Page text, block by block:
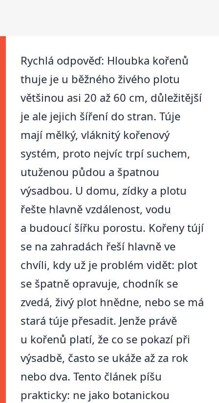
Rychlá odpověď: Hloubka kořenů
thuje je u běžného živého plotu
většinou asi 20 až 60 cm, důležitější
je ale jejich šíření do stran. Túje
mají mělký, vláknitý kořenový
systém, proto nejvíc trpí suchem,
utuženou půdou a špatnou
výsadbou. U domu, zídky a plotu
řešte hlavně vzdálenost, vodu
a budoucí šířku porostu. Kořeny tújí
se na zahradách řeší hlavně ve
chvíli, kdy už je problém vidět: plot
se špatně opravuje, chodník se
zvedá, živý plot hnědne, nebo se má
stará túje přesadit. Jenže právě
u kořenů platí, že co se pokazí při
výsadbě, často se ukáže až za rok
nebo dva. Tento článek píšu
prakticky: ne jako botanickou